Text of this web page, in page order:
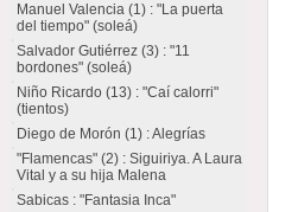
Manuel Valencia (1) : "La puerta
del tiempo" (soleá)
Salvador Gutiérrez (3) : "11
bordones" (soleá)
Niño Ricardo (13) : "Caí calorri"
(tientos)
Diego de Morón (1) : Alegrías
"Flamencas" (2) : Siguiriya. A Laura
Vital y a su hija Malena
Sabicas : "Fantasia Inca"